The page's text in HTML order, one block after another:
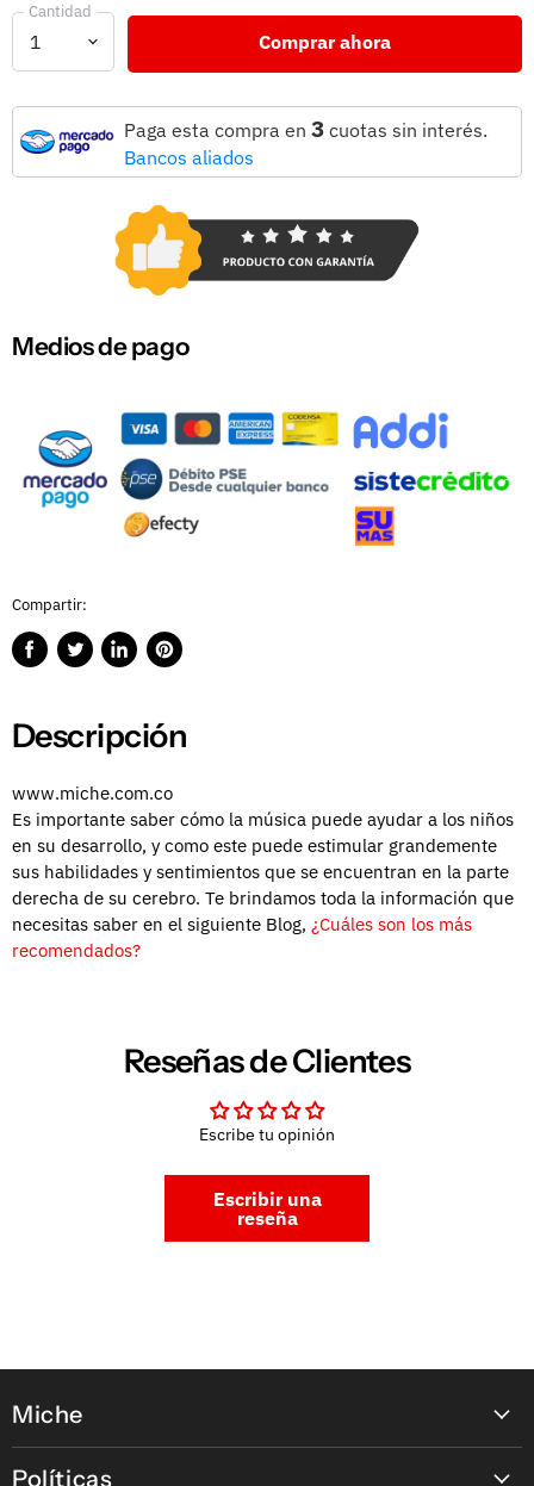
Cantidad
Comprar ahora
Paga esta compra en 3 cuotas sin interés.
Bancos aliados
Medios de pago
Compartir:
CompartirPublicarCompartirGuardar
Descripción
www.miche.com.co
Es importante saber cómo la música puede ayudar a los niños
en su desarrollo, y como este puede estimular grandemente
sus habilidades y sentimientos que se encuentran en la parte
derecha de su cerebro. Te brindamos toda la información que
necesitas saber en el siguiente Blog, ¿Cuáles son los más
recomendados?
Reseñas de Clientes
Escribe tu opinión
Escribir una
reseña
Miche
Políticas